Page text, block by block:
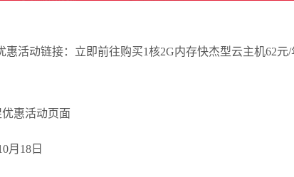
惠活动链接：立即前往购买1核2G内存快杰型云主机62元/
惠活动页面
月18日